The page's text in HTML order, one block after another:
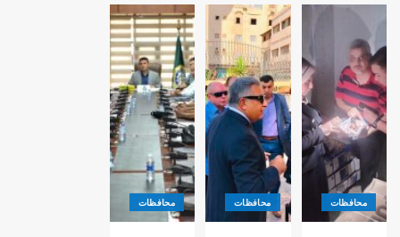
محافظات محافظات محافظات